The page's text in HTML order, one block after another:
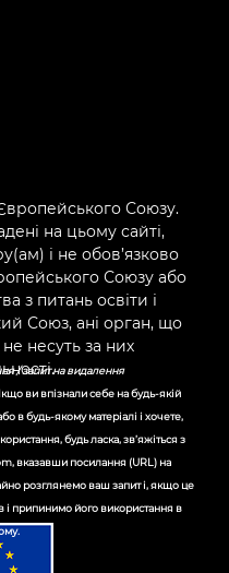
Союзу.
на цьому сайті,
і не обов’язково
Союзу або
з питань освіти і
Союз, ані орган, що
несуть за них
/ запит на видалення
ви впізнали себе на будь-якій
в будь-якому матеріалі і хочете,
будь ласка, зв’яжіться з
, вказавши посилання (URL) на
розглянемо ваш запит і, якщо це
і припинимо його використання в